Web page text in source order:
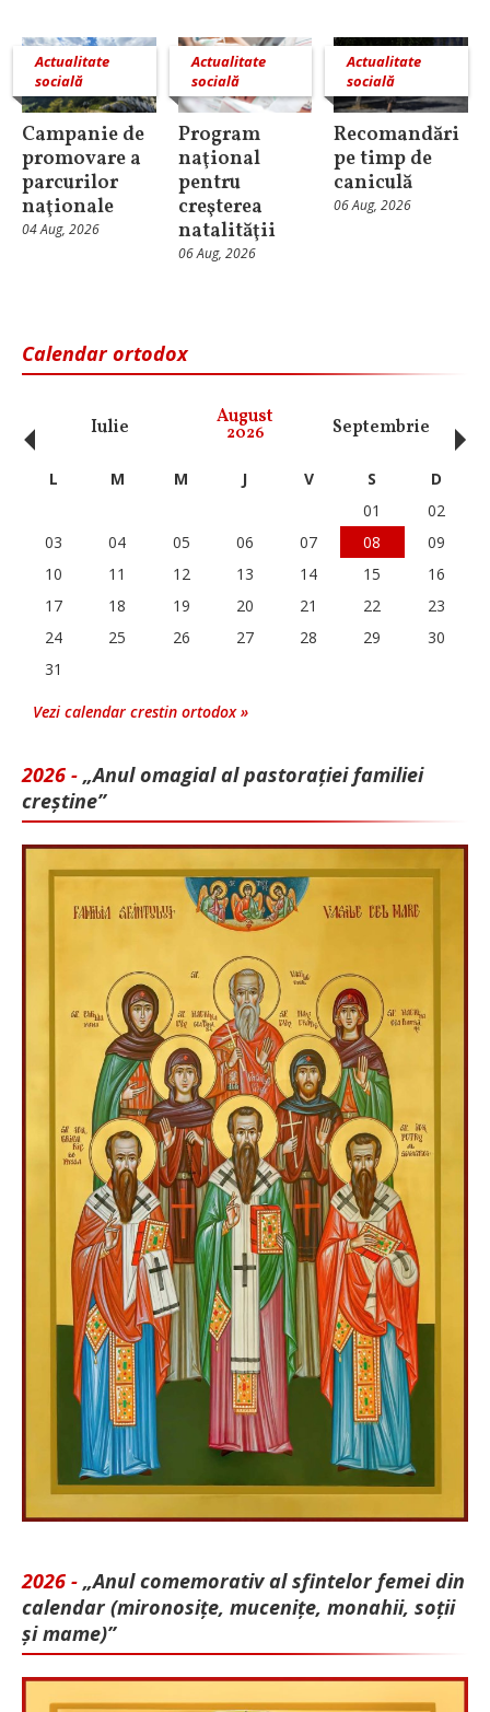
Actualitate
socială
Campanie de
promovare a
parcurilor
naţionale
04 Aug, 2026
Actualitate
socială
Program
naţional
pentru
creşterea
natalităţii
06 Aug, 2026
Actualitate
socială
Recomandări
pe timp de
caniculă
06 Aug, 2026
Calendar ortodox
Iulie August
2026 Septembrie
‹ L M M J V S
D
01
02
03
04 05 06 07 08
09
10
11 12 13 14 15
16
17
18 19 20 21 22
23
24
25 26 27 28 29
30
31
Vezi calendar crestin ortodox »
2026 - „Anul omagial al pastorației familiei
creștine”
2026 - „Anul comemorativ al sfintelor femei din
calendar (mironosițe, mu­cenițe, monahii, soții
și mame)”